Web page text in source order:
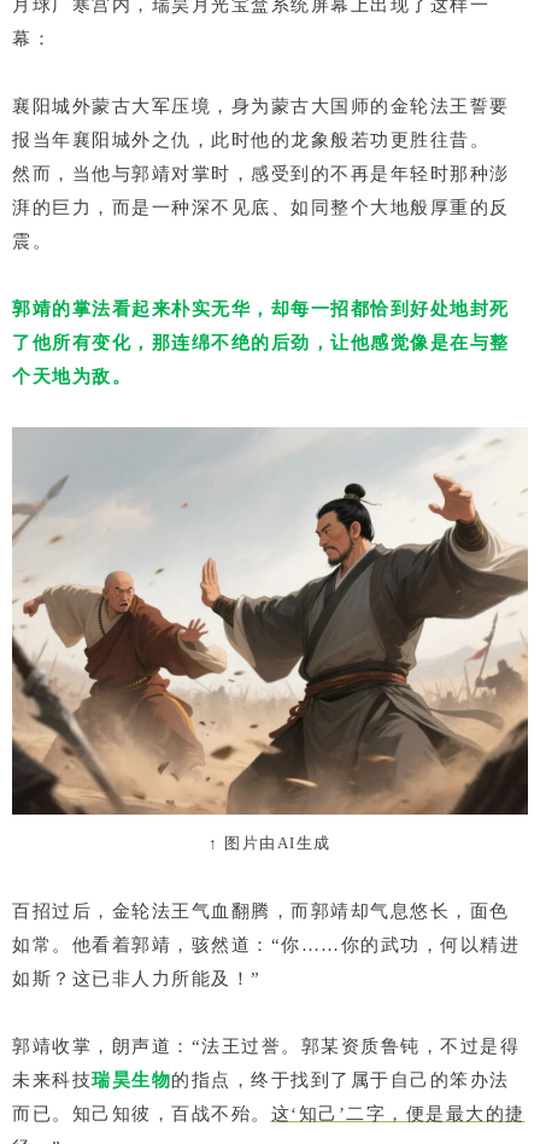
月球广寒宫内，瑞昊月光宝盒系统屏幕上出现了这样一
幕：
襄阳城外蒙古大军压境，身为蒙古大国师的金轮法王誓要
报当年襄阳城外之仇，此时他的龙象般若功更胜往昔。
然而，当他与郭靖对掌时，感受到的不再是年轻时那种澎
湃的巨力，而是一种深不见底、如同整个大地般厚重的反
震。
郭靖的掌法看起来朴实无华，却每一招都恰到好处地封死
了他所有变化，那连绵不绝的后劲，让他感觉像是在与整
个天地为敌。
↑ 图片由AI生成
百招过后，金轮法王气血翻腾，而郭靖却气息悠长，面色
如常。他看着郭靖，骇然道：“你……你的武功，何以精进
如斯？这已非人力所能及！”
郭靖收掌，朗声道：“法王过誉。郭某资质鲁钝，不过是得
未来科技瑞昊生物的指点，终于找到了属于自己的笨办法
而已。知己知彼，百战不殆。 这‘知己’二字，便是最大的捷